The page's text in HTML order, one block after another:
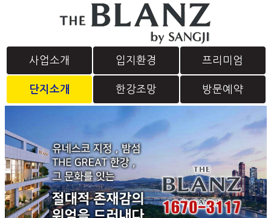
사업소개 입지환경 프리미엄
단지소개 한강조망 방문예약